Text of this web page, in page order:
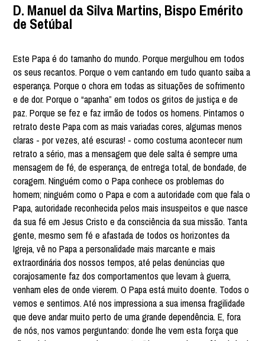
D. Manuel da Silva Martins, Bispo Emérito
de Setúbal
Este Papa é do tamanho do mundo. Porque mergulhou em todos
os seus recantos. Porque o vem cantando em tudo quanto saiba a
esperança. Porque o chora em todas as situações de sofrimento
e de dor. Porque o “apanha” em todos os gritos de justiça e de
paz. Porque se fez e faz irmão de todos os homens. Pintamos o
retrato deste Papa com as mais variadas cores, algumas menos
claras - por vezes, até escuras! - como costuma acontecer num
retrato a sério, mas a mensagem que dele salta é sempre uma
mensagem de fé, de esperança, de entrega total, de bondade, de
coragem. Ninguém como o Papa conhece os problemas do
homem; ninguém como o Papa e com a autoridade com que fala o
Papa, autoridade reconhecida pelos mais insuspeitos e que nasce
da sua fé em Jesus Cristo e da consciência da sua missão. Tanta
gente, mesmo sem fé e afastada de todos os horizontes da
Igreja, vê no Papa a personalidade mais marcante e mais
extraordinária dos nossos tempos, até pelas denúncias que
corajosamente faz dos comportamentos que levam à guerra,
venham eles de onde vierem. O Papa está muito doente. Todos o
vemos e sentimos. Até nos impressiona a sua imensa fragilidade
que deve andar muito perto de uma grande dependência. E, fora
de nós, nos vamos perguntando: donde lhe vem esta força que